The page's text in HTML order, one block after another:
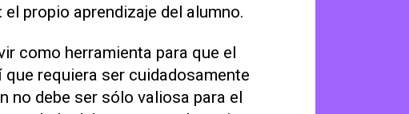
propio aprendizaje del alumno.
como herramienta para que el
requiera ser cuidadosamente
no debe ser sólo valiosa para el